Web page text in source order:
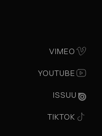
VIMEO
YOUTUBE
ISSUU
TIKTOK